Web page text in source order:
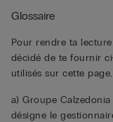
Glossaire
Pour rendre ta
décidé de te fournir
utilisés sur cette page.
a) Groupe Calzedonia
désigne le